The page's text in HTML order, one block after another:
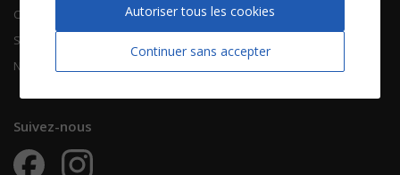
Chorales
Songbooks
Nouvelles partitions
CGV
Mentions légales
Vie privée
Suivez-nous
Continuer sans accepter
Autoriser tous les cookies